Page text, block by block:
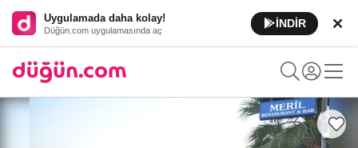
Uygulamada daha kolay!
Düğün.com uygulamasında aç
İNDİR